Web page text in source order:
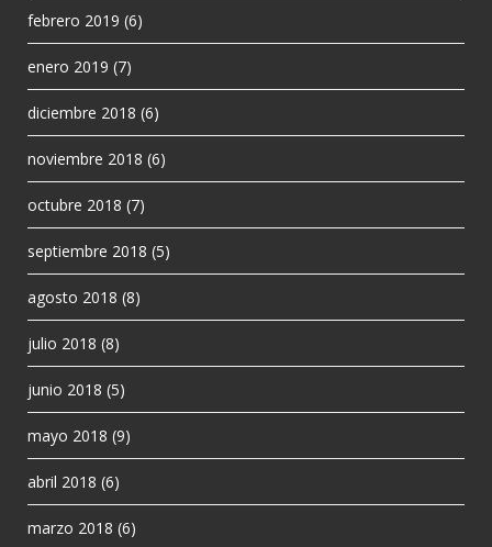
febrero 2019 (6)
enero 2019 (7)
diciembre 2018 (6)
noviembre 2018 (6)
octubre 2018 (7)
septiembre 2018 (5)
agosto 2018 (8)
julio 2018 (8)
junio 2018 (5)
mayo 2018 (9)
abril 2018 (6)
marzo 2018 (6)